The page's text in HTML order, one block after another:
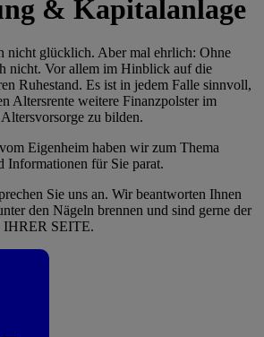
& Kapitalanlage
nicht glücklich. Aber mal ehrlich: Ohne
nicht. Vor allem im Hinblick auf die
Ruhestand. Es ist in jedem Falle sinnvoll,
Altersrente weitere Finanzpolster im
zu bilden.
Eigenheim haben wir zum Thema
Informationen für Sie parat.
Sie uns an. Wir beantworten Ihnen
den Nägeln brennen und sind gerne der
IHRER SEITE.